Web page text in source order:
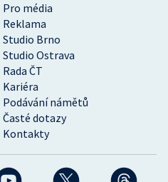
Pro média
Reklama
Studio Brno
Studio Ostrava
Rada ČT
Kariéra
Podávání námětů
Časté dotazy
Kontakty